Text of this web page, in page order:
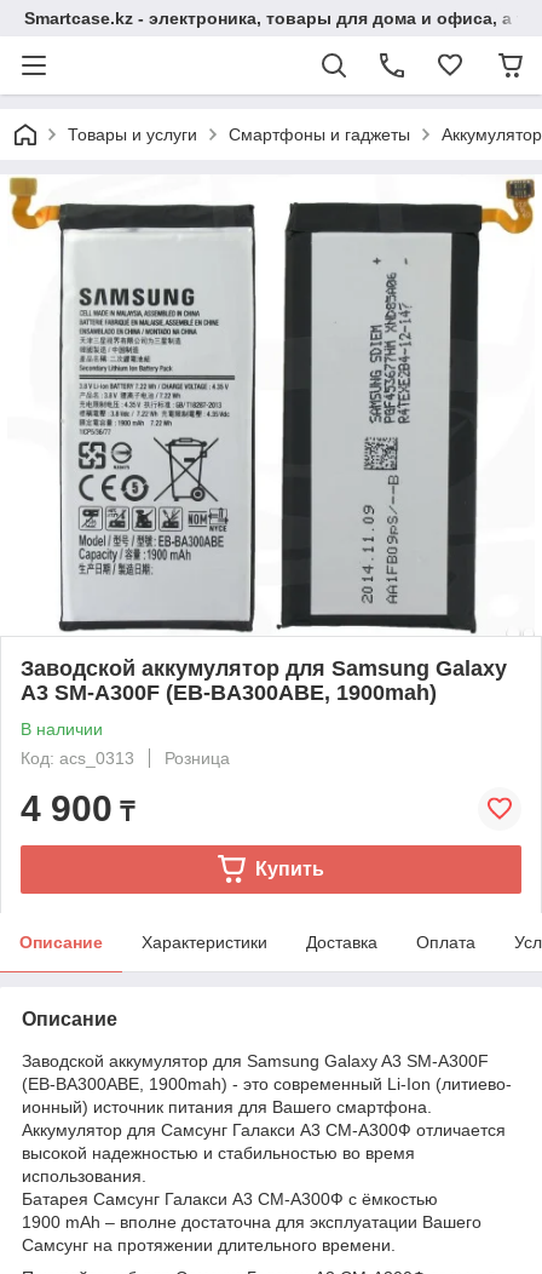
Smartcase.kz - электроника, товары для дома и офиса, а
Товары и услуги Смартфоны и гаджеты
Заводской аккумулятор для Samsung Galaxy
A3 SM-A300F (EB-BA300ABE, 1900mah)
В наличии
Код: acs_0313
Розница
4 900 ₸
Купить
Описание Характеристики Доставка Оплата
Описание
Заводской аккумулятор для Samsung Galaxy A3 SM-A300F
(EB-BA300ABE, 1900mah) - это современный Li-Ion (литиево-
ионный) источник питания для Вашего смартфона.
Аккумулятор для Самсунг Галакси А3 СМ-А300Ф отличается
высокой надежностью и стабильностью во время
использования.
Батарея Самсунг Галакси А3 СМ-А300Ф с ёмкостью
1900 mAh – вполне достаточна для эксплуатации Вашего
Самсунг на протяжении длительного времени.